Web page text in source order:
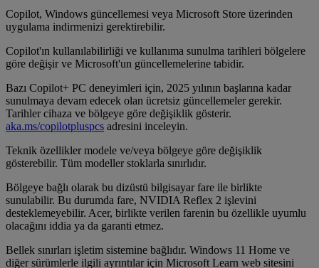
Copilot, Windows güncellemesi veya Microsoft Store üzerinden
uygulama indirmenizi gerektirebilir.
Copilot'ın kullanılabilirliği ve kullanıma sunulma tarihleri bölgelere
göre değişir ve Microsoft'un güncellemelerine tabidir.
Bazı Copilot+ PC deneyimleri için, 2025 yılının başlarına kadar
sunulmaya devam edecek olan ücretsiz güncellemeler gerekir.
Tarihler cihaza ve bölgeye göre değişiklik gösterir.
aka.ms/copilotpluspcs adresini inceleyin.
Teknik özellikler modele ve/veya bölgeye göre değişiklik
gösterebilir. Tüm modeller stoklarla sınırlıdır.
Bölgeye bağlı olarak bu dizüstü bilgisayar fare ile birlikte
sunulabilir. Bu durumda fare, NVIDIA Reflex 2 işlevini
desteklemeyebilir. Acer, birlikte verilen farenin bu özellikle uyumlu
olacağını iddia ya da garanti etmez.
Bellek sınırları işletim sistemine bağlıdır. Windows 11 Home ve
diğer sürümlerle ilgili ayrıntılar için Microsoft Learn web sitesini